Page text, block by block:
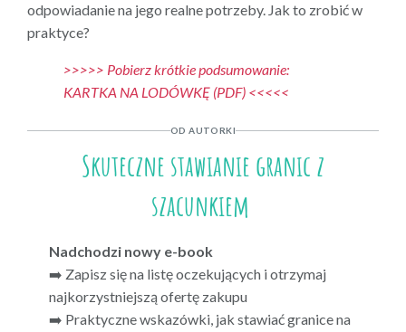
odpowiadanie na jego realne potrzeby. Jak to zrobić w
praktyce?
>>>>> Pobierz krótkie podsumowanie:
KARTKA NA LODÓWKĘ (PDF) <<<<<
OD AUTORKI
Skuteczne stawianie granic z
szacunkiem
Nadchodzi nowy e-book
➡️ Zapisz się na listę oczekujących i otrzymaj
najkorzystniejszą ofertę zakupu
➡️ Praktyczne wskazówki, jak stawiać granice na